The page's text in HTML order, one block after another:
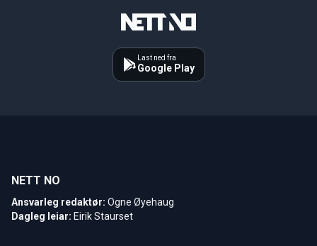
Last ned fra
Google Play
NETT NO
Ansvarleg redaktør: Ogne Øyehaug
Dagleg leiar: Eirik Staurset